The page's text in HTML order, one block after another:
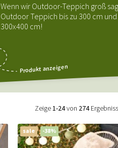
Wenn wir Outdoor-Teppich groß
Outdoor Teppich bis zu 300 cm
300x400 cm!
Produkt anzeigen
Zeige1-24von 274
sale -38%